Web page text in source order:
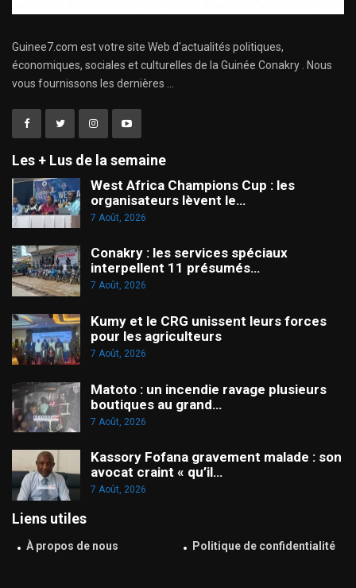
Guinee7.com est votre site Web d'actualités politiques,
économiques, sociales et culturelles de la Guinée Conakry . Nous
vous fournissons les dernières ...
Les + Lus de la semaine
West Africa Champions Cup : les
organisateurs lèvent le…
7 Août, 2026
Conakry : les services spéciaux
interpellent 11 présumés…
7 Août, 2026
Kumy et le CRG unissent leurs forces
pour les agriculteurs
7 Août, 2026
Matoto : un incendie ravage plusieurs
boutiques au grand…
7 Août, 2026
Kassory Fofana gravement malade : son
avocat craint « qu’il…
7 Août, 2026
Liens utiles
À propos de nous Politique de confidentialité